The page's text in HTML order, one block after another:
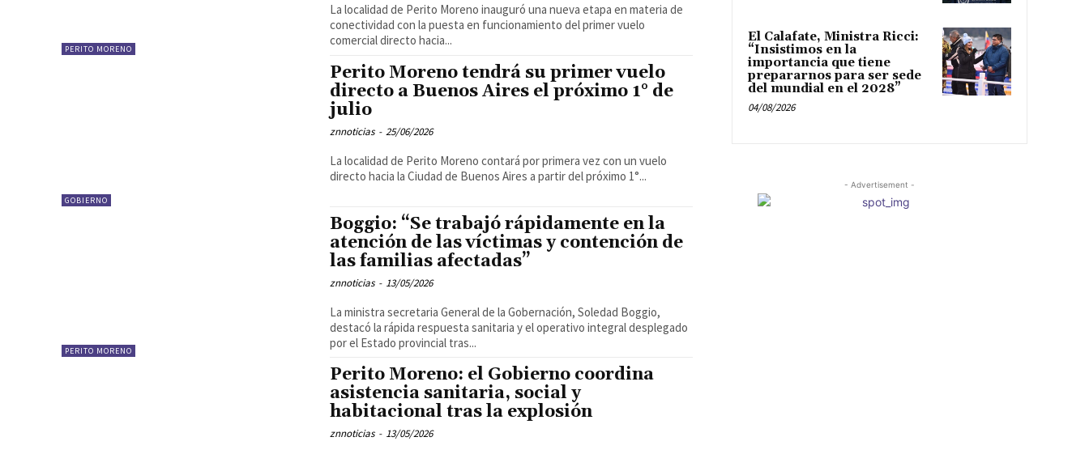
PERITO MORENO
La localidad de Perito Moreno inauguró una nueva etapa en materia de
conectividad con la puesta en funcionamiento del primer vuelo
comercial directo hacia...
GOBIERNO
Perito Moreno tendrá su primer vuelo
directo a Buenos Aires el próximo 1° de
julio
znnoticias - 25/06/2026
La localidad de Perito Moreno contará por primera vez con un vuelo
directo hacia la Ciudad de Buenos Aires a partir del próximo 1°...
PERITO MORENO
Boggio: “Se trabajó rápidamente en la
atención de las víctimas y contención de
las familias afectadas”
znnoticias - 13/05/2026
La ministra secretaria General de la Gobernación, Soledad Boggio,
destacó la rápida respuesta sanitaria y el operativo integral desplegado
por el Estado provincial tras...
Perito Moreno: el Gobierno coordina
asistencia sanitaria, social y
habitacional tras la explosión
znnoticias - 13/05/2026
El Calafate, Ministra Ricci:
“Insistimos en la
importancia que tiene
prepararnos para ser sede
del mundial en el 2028”
04/08/2026
- Advertisement -